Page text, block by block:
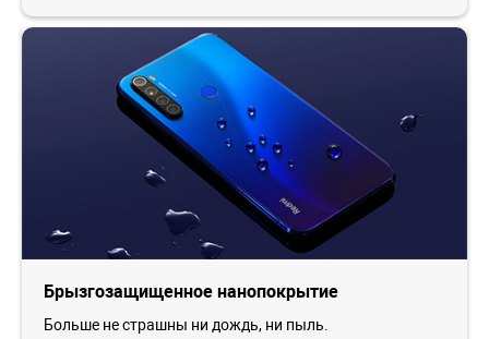
Брызгозащищенное нанопокрытие
Больше не страшны ни дождь, ни пыль.